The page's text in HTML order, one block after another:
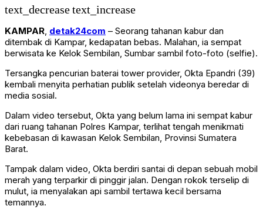
text_decreasetext_increase
KAMPAR, detak24com – Seorang tahanan kabur dan
ditembak di Kampar, kedapatan bebas. Malahan, ia sempat
berwisata ke Kelok Sembilan, Sumbar sambil foto-foto (selfie).
Tersangka pencurian baterai tower provider, Okta Epandri (39)
kembali menyita perhatian publik setelah videonya beredar di
media sosial.
Dalam video tersebut, Okta yang belum lama ini sempat kabur
dari ruang tahanan Polres Kampar, terlihat tengah menikmati
kebebasan di kawasan Kelok Sembilan, Provinsi Sumatera
Barat.
Tampak dalam video, Okta berdiri santai di depan sebuah mobil
merah yang terparkir di pinggir jalan. Dengan rokok terselip di
mulut, ia menyalakan api sambil tertawa kecil bersama
temannya.